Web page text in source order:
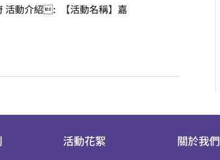
活動介紹: 【活動名稱】嘉
活動花絮 關於我們